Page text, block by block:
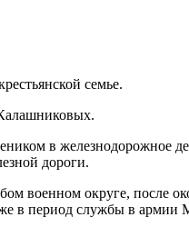
семье.
в железнодорожное
дороги.
военном округе, после
в период службы в армии